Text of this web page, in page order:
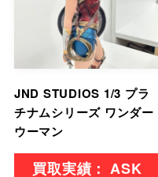
JND STUDIOS 1/3 プラ
チナムシリーズ ワンダー
ウーマン
ASK